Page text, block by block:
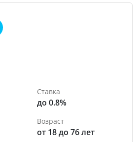
Ставка
до 0.8%
Возраст
от 18 до 76 лет